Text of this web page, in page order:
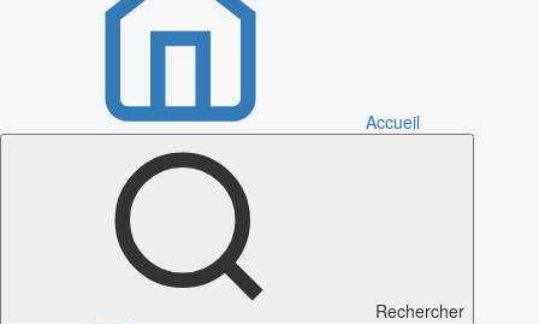
Accueil
Rechercher